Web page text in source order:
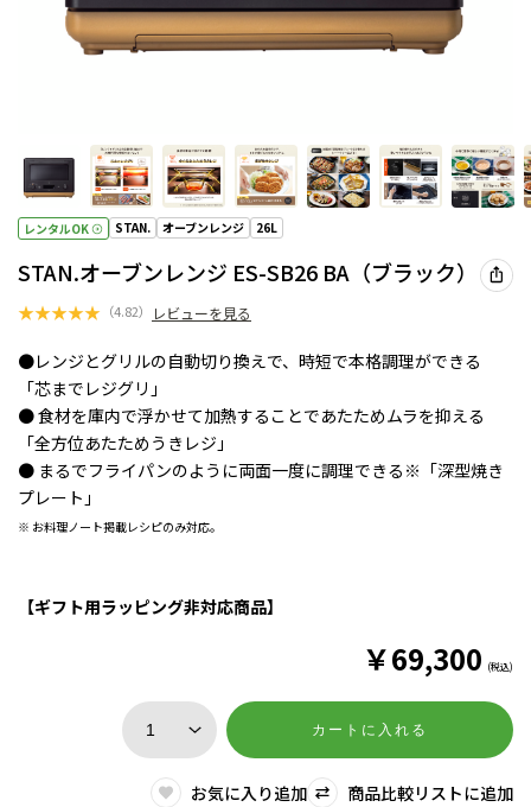
レンタルOK STAN. オーブンレンジ 26L
STAN.オーブンレンジ ES-SB26 BA（ブラック）
★★★★★ （4.82） レビューを見る
●レンジとグリルの自動切り換えで、時短で本格調理ができる
「芯までレジグリ」
● 食材を庫内で浮かせて加熱することであたためムラを抑える
「全方位あたためうきレジ」
● まるでフライパンのように両面一度に調理できる※「深型焼き
プレート」
※ お料理ノート掲載レシピのみ対応。
【ギフト用ラッピング非対応商品】
￥69,300 (税込)
カートに入れる
お気に入り追加
商品比較リストに追加